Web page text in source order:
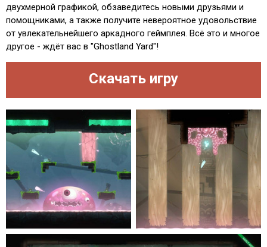
двухмерной графикой, обзаведитесь новыми друзьями и
помощниками, а также получите невероятное удовольствие
от увлекательнейшего аркадного геймплея. Всё это и многое
другое - ждёт вас в "Ghostland Yard"!
Скачать игру